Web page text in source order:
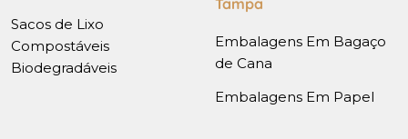
Sacos de Lixo
Compostáveis
Biodegradáveis
Embalagens Em Bagaço
de Cana
Embalagens Em Papel